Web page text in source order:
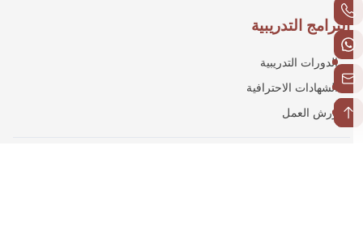
البرامج التدريبية
الدورات التدريبية
الشهادات الاحترافية
ورش العمل